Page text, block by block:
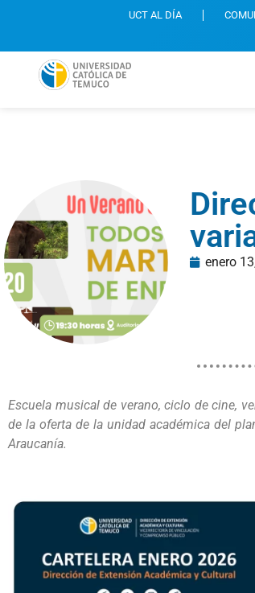
UCT AL DÍA
enero
Escuela musical de verano, ciclo de cine,
de la oferta de la unidad académica del
Araucanía.